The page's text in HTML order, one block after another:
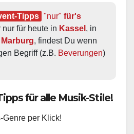
Tipps "nur" für's
nur für heute in Kassel
Marburg, findest Du wenn
Begriff (z.B. Beverungen)
für alle Musik-Stile!
per Klick!